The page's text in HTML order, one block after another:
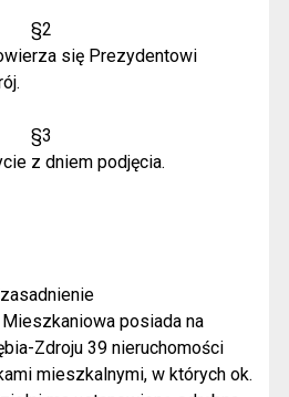
§2
się Prezydentowi
§3
z dniem podjęcia.
posiada na
Zdroju 39 nieruchomości
mieszkalnymi, w których ok.